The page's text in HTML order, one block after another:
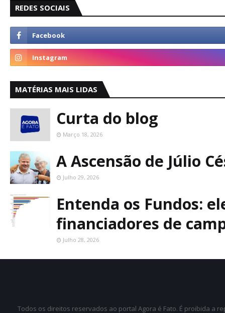
REDES SOCIAIS
MATÉRIAS MAIS LIDAS
Curta do blog
Março 18, 2026
A Ascensão de Júlio
Julho 29, 2026
Entenda os Fundos:
financiadores de
Julho 28, 2026
Todos os direitos reservados ao portal Agora é Fato. É proibida a